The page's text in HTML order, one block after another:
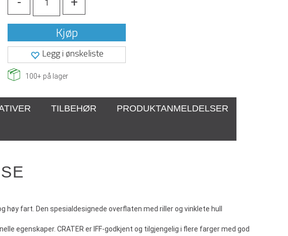
Kjøp
Legg i ønskeliste
100+ på lager
TILBEHØR PRODUKTANMELDELSER
fart. Den spesialdesignede overflaten med riller og vinklete hull
egenskaper. CRATER er IFF-godkjent og tilgjengelig i flere farger med god